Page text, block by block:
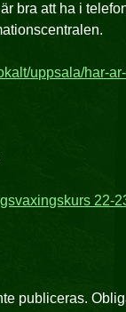
bra att ha i
uppsala/har-
22-
publiceras.